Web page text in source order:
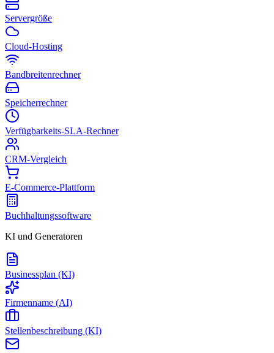
Servergröße
Cloud-Hosting
Bandbreitenrechner
Speicherrechner
Verfügbarkeits-SLA-Rechner
CRM-Vergleich
E-Commerce-Plattform
Buchhaltungssoftware
KI und Generatoren
Businessplan (KI)
Firmenname (AI)
Stellenbeschreibung (KI)